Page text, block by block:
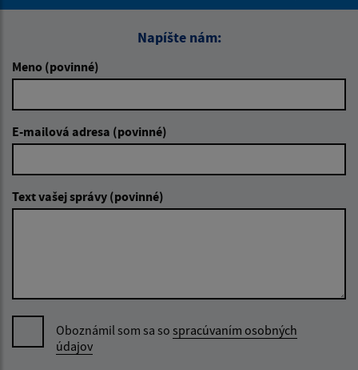
Napíšte nám:
Meno (povinné)
E-mailová adresa (povinné)
Text vašej správy (povinné)
Oboznámil som sa so spracúvaním osobných
údajov